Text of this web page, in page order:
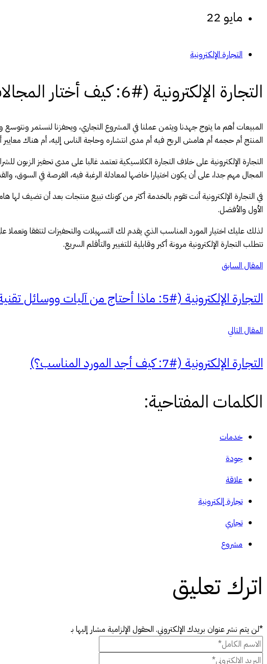
مايو 22
التجارة الإلكترونية
التجارة الإلكترونية (#6: كيف أختار المجالات التي أبيع فيها؟)
المبيعات أهم ما يتوج جهدنا ويثمن عملنا في المشروع التجاري، ويحفزنا لنستمر
المنتج أم حجمه أم هامش الربح فيه أم مدى انتشاره وحاجة الناس إليه، أم هناك معايير
التجارة الإلكترونية على خلاف التجارة الكلاسيكية تعتمد غالبا على مدى تحفيز الزبون
المجال مهم جدا، على أن يكون اختيارا خاضها لمعادلة الرغبة فيه، الفرصة في السوق،
في التجارة الإلكترونية أنت تقوم بالخدمة أكثر من كونك تبيع منتجات بعد أن تضيف
الأول والأفضل.
لذلك عليك اختيار المورد المناسب الذي يقدم لك التسهيلات والتحفيزات لتتفقا
تتطلب التجارة الإلكترونية مرونة أكبر وقابلية للتغيير والتأقلم السريع.
المقال السابق
التجارة الإلكترونية (#5: ماذا أحتاج من آليات ووسائل تقنية؟)
المقال التالي
التجارة الإلكترونية (#7: كيف أجد المورد المناسب؟)
الكلمات المفتاحية:
خدمات
جودة
علاقة
تجارة إلكترونية
تجاري
مشروع
اترك تعليق
*لن يتم نشر عنوان بريدك الإلكتروني. الحقول الإلزامية مشار إليها بـ